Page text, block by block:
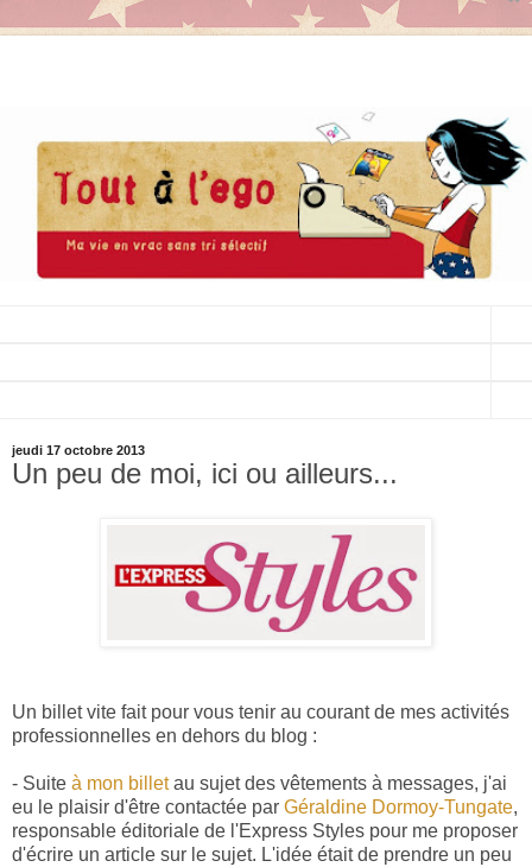
jeudi 17 octobre 2013
Un peu de moi, ici ou ailleurs...
Un billet vite fait pour vous tenir au courant de mes activités
professionnelles en dehors du blog :
- Suite à mon billetau sujet des vêtements à messages, j'ai
eu le plaisir d'être contactée par Géraldine Dormoy-Tungate,
responsable éditoriale de l'Express Styles pour me proposer
d'écrire un article sur le sujet. L'idée était de prendre un peu